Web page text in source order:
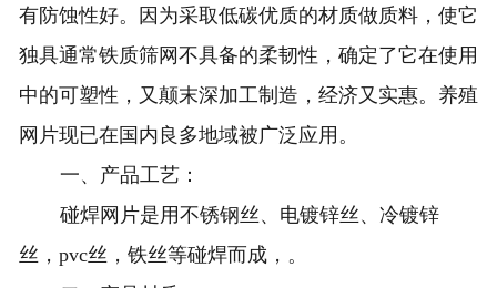
有防蚀性好。因为采取低碳优质的材质做质料，使它
独具通常铁质筛网不具备的柔韧性，确定了它在使用
中的可塑性，又颠末深加工制造，经济又实惠。养殖
网片现已在国内良多地域被广泛应用。
一、产品工艺：
碰焊网片是用不锈钢丝、电镀锌丝、冷镀锌
丝，pvc丝，铁丝等碰焊而成，。